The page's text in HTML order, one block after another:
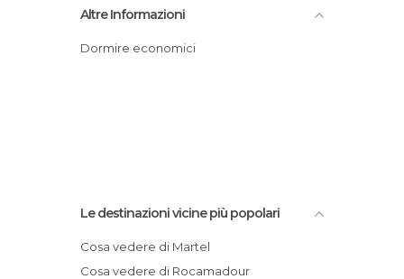
Altre Informazioni
Dormire economici
Le destinazioni vicine più popolari
Cosa vedere di Martel
Cosa vedere di Rocamadour